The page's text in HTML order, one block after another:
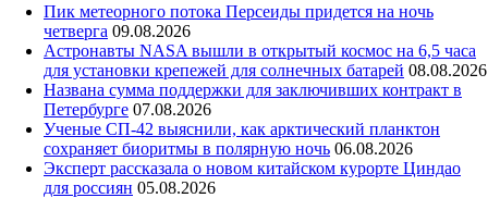
Пик метеорного потока Персеиды придется на ночь
четверга 09.08.2026
Астронавты NASA вышли в открытый космос на 6,5 часа
для установки крепежей для солнечных батарей 08.08.2026
Названа сумма поддержки для заключивших контракт в
Петербурге 07.08.2026
Ученые СП-42 выяснили, как арктический планктон
сохраняет биоритмы в полярную ночь 06.08.2026
Эксперт рассказала о новом китайском курорте Циндао
для россиян 05.08.2026